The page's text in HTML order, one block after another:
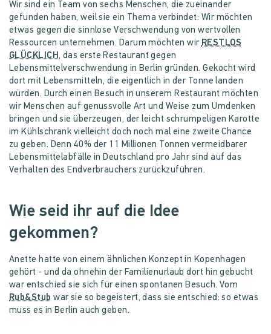
Wir sind ein Team von sechs Menschen, die zueinander
gefunden haben, weil sie ein Thema verbindet: Wir möchten
etwas gegen die sinnlose Verschwendung von wertvollen
Ressourcen unternehmen. Darum möchten wirRESTLOS
GLÜCKLICH, das erste Restaurant gegen
Lebensmittelverschwendung in Berlin gründen. Gekocht wird
dort mit Lebensmitteln, die eigentlich in der Tonne landen
würden. Durch einen Besuch in unserem Restaurant möchten
wir Menschen auf genussvolle Art und Weise zum Umdenken
bringen und sie überzeugen, der leicht schrumpeligen Karotte
im Kühlschrank vielleicht doch noch mal eine zweite Chance
zu geben. Denn 40% der 11 Millionen Tonnen vermeidbarer
Lebensmittelabfälle in Deutschland pro Jahr sind auf das
Verhalten des Endverbrauchers zurückzuführen.
Wie seid ihr auf die Idee
gekommen?
Anette hatte von einem ähnlichen Konzept in Kopenhagen
gehört - und da ohnehin der Familienurlaub dort hin gebucht
war entschied sie sich für einen spontanen Besuch. Vom
Rub&Stub war sie so begeistert, dass sie entschied: so etwas
muss es in Berlin auch geben.